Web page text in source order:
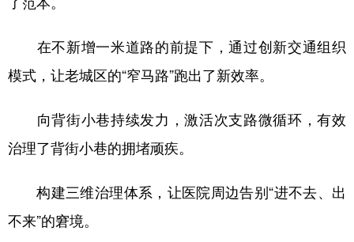
在不新增一米道路的前提下，通过创新交通组织
模式，让老城区的“窄马路”跑出了新效率。
向背街小巷持续发力，激活次支路微循环，有效
治理了背街小巷的拥堵顽疾。
构建三维治理体系，让医院周边告别“进不去、出
不来”的窘境。